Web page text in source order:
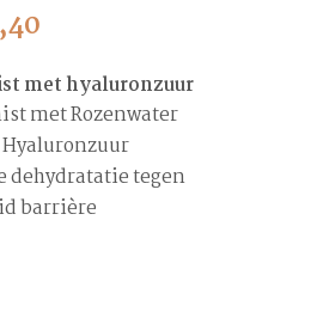
Huidige
is:
€ 50,40.
met hyaluronzuur
met Rozenwater
dehydratatie tegen
barrière